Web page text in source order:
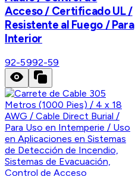
Acceso / Certificado UL /
Resistente al Fuego / Para
Interior
92-5992-59